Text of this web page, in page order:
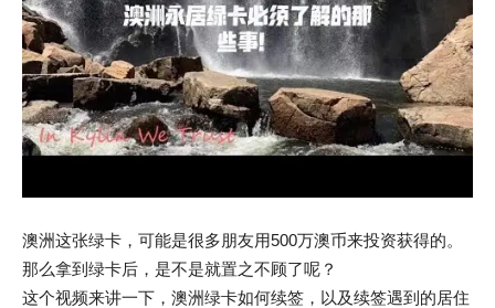
澳洲这张绿卡，可能是很多朋友用500万澳币来投资获得的。
那么拿到绿卡后，是不是就置之不顾了呢？
这个视频来讲一下，澳洲绿卡如何续签，以及续签遇到的居住